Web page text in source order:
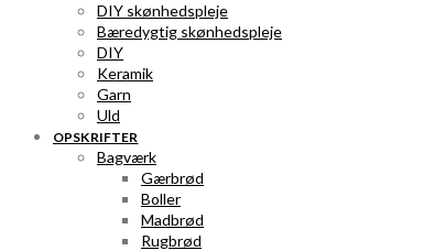
DIY skønhedspleje
Bæredygtig skønhedspleje
DIY
Keramik
Garn
Uld
OPSKRIFTER
Bagværk
Gærbrød
Boller
Madbrød
Rugbrød